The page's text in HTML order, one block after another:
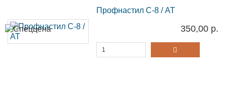
Профнастил С-8 / AT
350,00 р.